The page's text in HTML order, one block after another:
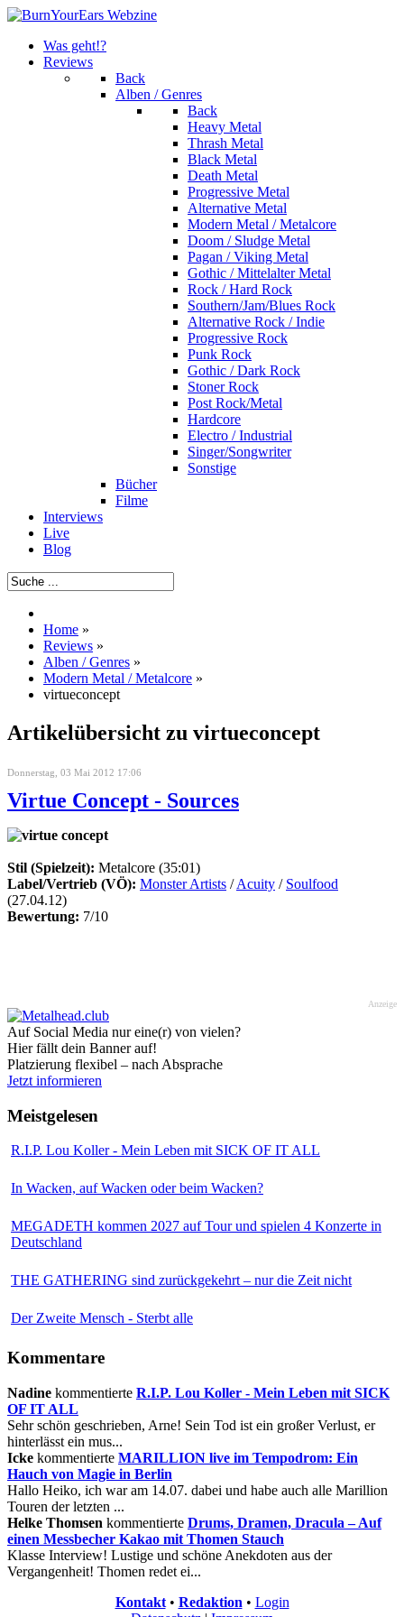
Was geht!?
Reviews
Back
Alben / Genres
Back
Heavy Metal
Thrash Metal
Black Metal
Death Metal
Progressive Metal
Alternative Metal
Modern Metal / Metalcore
Doom / Sludge Metal
Pagan / Viking Metal
Gothic / Mittelalter Metal
Rock / Hard Rock
Southern/Jam/Blues Rock
Alternative Rock / Indie
Progressive Rock
Punk Rock
Gothic / Dark Rock
Stoner Rock
Post Rock/Metal
Hardcore
Electro / Industrial
Singer/Songwriter
Sonstige
Bücher
Filme
Interviews
Live
Blog
Home »
Reviews »
Alben / Genres »
Modern Metal / Metalcore »
virtueconcept
Artikelübersicht zu virtueconcept
Donnerstag, 03 Mai 2012 17:06
Virtue Concept - Sources
Stil (Spielzeit): Metalcore (35:01)
Label/Vertrieb (VÖ): Monster Artists /Acuity / Soulfood
(27.04.12)
Bewertung: 7/10
Anzeige
Auf Social Media nur eine(r) von vielen?
Hier fällt dein Banner auf!
Platzierung flexibel – nach Absprache
Jetzt informieren
Meistgelesen
R.I.P. Lou Koller - Mein Leben mit SICK OF IT ALL
In Wacken, auf Wacken oder beim Wacken?
MEGADETH kommen 2027 auf Tour und spielen 4 Konzerte in
Deutschland
THE GATHERING sind zurückgekehrt – nur die Zeit nicht
Der Zweite Mensch - Sterbt alle
Kommentare
Nadine kommentierte R.I.P. Lou Koller - Mein Leben mit SICK
OF IT ALL
Sehr schön geschrieben, Arne! Sein Tod ist ein großer Verlust, er
hinterlässt ein mus...
Icke kommentierte MARILLION live im Tempodrom: Ein
Hauch von Magie in Berlin
Hallo Heiko, ich war am 14.07. dabei und habe auch alle Marillion
Touren der letzten ...
Helke Thomsen kommentierte Drums, Dramen, Dracula – Auf
einen Messbecher Kakao mit Thomen Stauch
Klasse Interview! Lustige und schöne Anekdoten aus der
Vergangenheit! Thomen redet ei...
Kontakt• Redaktion • Login